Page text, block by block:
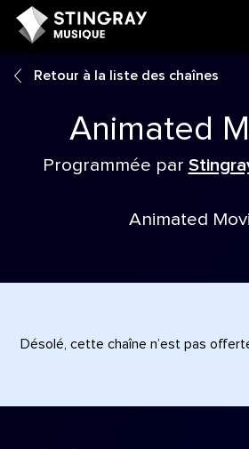
Retour à la liste des chaînes
Animated
Programmée par
Animated
Désolé, cette chaîne n’est pas